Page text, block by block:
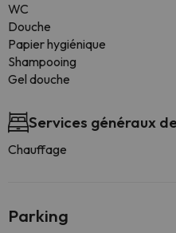
WC
Douche
Papier hygiénique
Shampooing
Gel douche
Services généraux
Chauffage
Parking